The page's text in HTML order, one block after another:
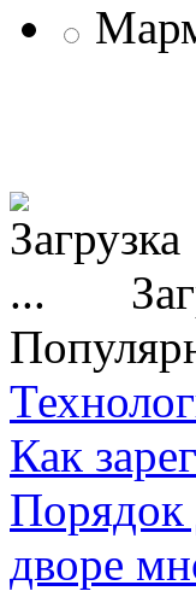
Как
Порядок
дворе